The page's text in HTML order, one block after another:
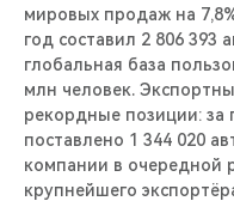
мировых продаж на
год составил 2 806 393
глобальная база
млн человек.
рекордные позиции:
поставлено 1 344 020
компании в очередной
крупнейшего